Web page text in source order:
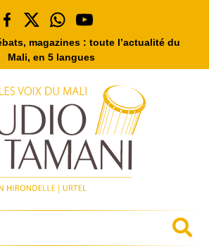
magazines : toute l’actualité du
Mali, en 5 langues